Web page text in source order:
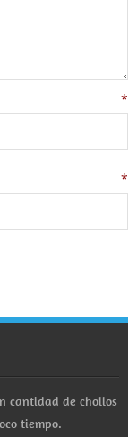
*
*
cantidad de chollos
tiempo.